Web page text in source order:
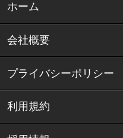
ホーム
会社概要
プライバシーポリシー
利用規約